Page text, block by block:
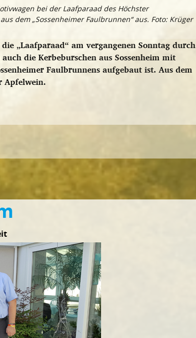
bei der Laafparaad des Höchster
dem „Sossenheimer Faulbrunnen“ aus. Foto: Krüger
„Laafparaad“ am vergangenen Sonntag durch
die Kerbeburschen aus Sossenheim mit
Faulbrunnens aufgebaut ist. Aus dem
Apfelwein.